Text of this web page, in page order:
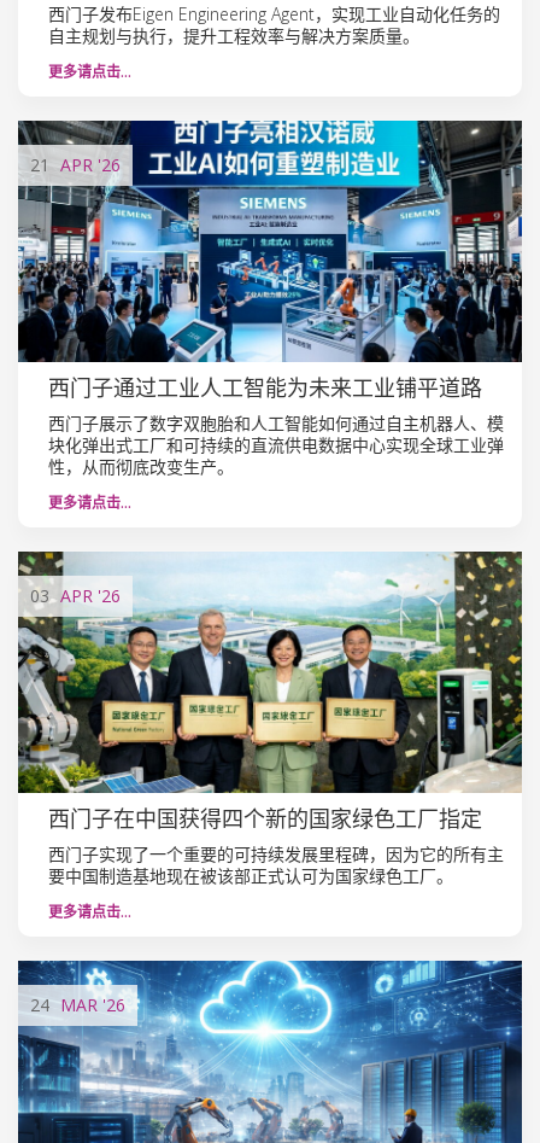
西门子发布Eigen Engineering Agent，实现工业自动化任务的
自主规划与执行，提升工程效率与解决方案质量。
更多请点击…
21 APR '26
西门子通过工业人工智能为未来工业铺平道路
西门子展示了数字双胞胎和人工智能如何通过自主机器人、模
块化弹出式工厂和可持续的直流供电数据中心实现全球工业弹
性，从而彻底改变生产。
更多请点击…
03 APR '26
西门子在中国获得四个新的国家绿色工厂指定
西门子实现了一个重要的可持续发展里程碑，因为它的所有主
要中国制造基地现在被该部正式认可为国家绿色工厂。
更多请点击…
24 MAR'26